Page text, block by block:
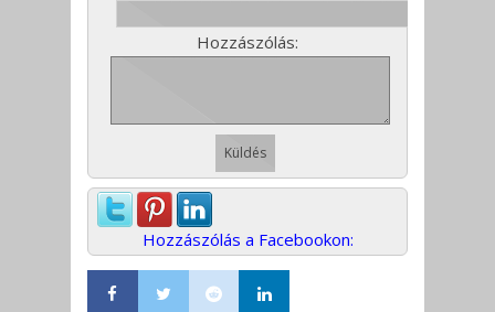
Hozzászólás:
Hozzászólás a Facebookon: